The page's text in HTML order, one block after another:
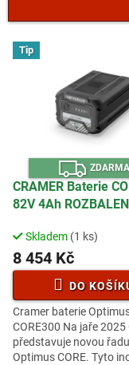
í
V
ý
d
u
ů
Tip
Z
D
A
R
M
ZDARMA
CRAMER Baterie
82V 4Ah
Skladem (1 ks)
8 454 Kč
DO
Cramer baterie
CORE300 Na jaře 2025
představuje novou
Optimus CORE. Tyto